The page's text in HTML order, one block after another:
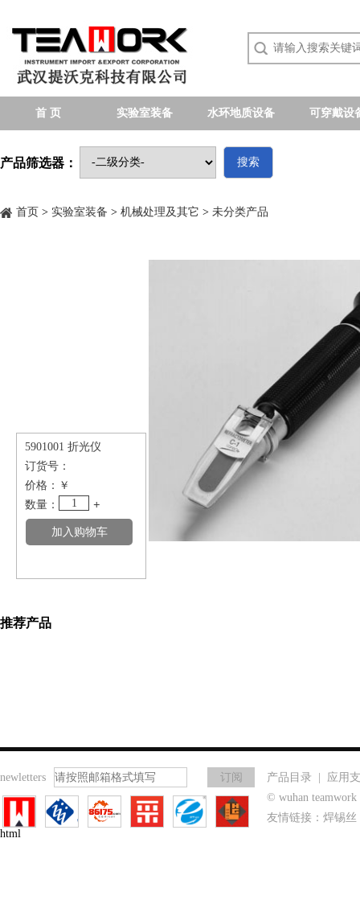
首 页 实验室装备 水环地质设备 可穿戴设
产品筛选器： 搜索
首页 > 实验室装备 > 机械处理及其它 > 未分类产品
5901001 折光仪
订货号：
价格： ￥
数量：
1 +
推荐产品
newletters 产品目录
应用
© wuhan
友情链接： 焊锡丝
html